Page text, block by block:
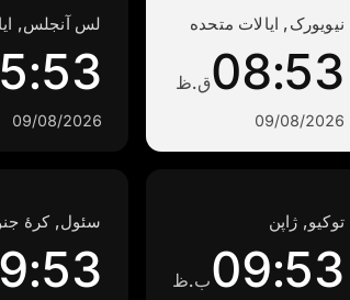
نیویورک, ایالات متحده
08:53ق.ظ
09/08/2026
لس آنجلس,
09/08/2026
توکیو, ژاپن
09:53ب.ظ
سئول, کرهٔ